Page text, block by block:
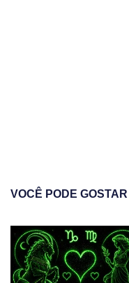
VOCÊ PODE GOSTAR